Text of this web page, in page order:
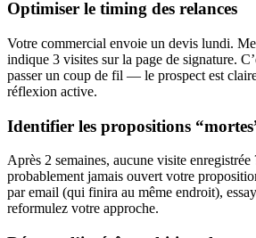
Optimiser le timing des relances
Votre commercial envoie un devis lundi.
indique 3 visites sur la page de signature.
passer un coup de fil — le prospect est
réflexion active.
Identifier les propositions
Après 2 semaines, aucune visite enregistrée
probablement jamais ouvert votre
par email (qui finira au même endroit),
reformulez votre approche.